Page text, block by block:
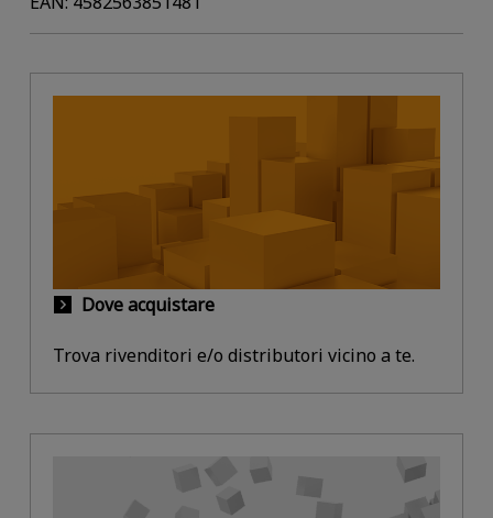
Dove acquistare
Trova rivenditori e/o distributori vicino a te.